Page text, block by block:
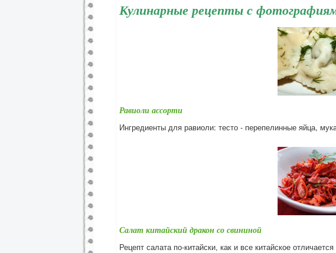
Кулинарные рецепты с
Равиоли ассорти
Ингредиенты для равиоли: тесто - перепелинные яйца,
Салат китайский дракон со свининой
Рецепт салата по-китайски, как и все китайское